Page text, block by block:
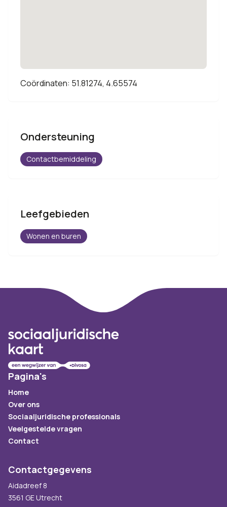
Coördinaten: 51.81274, 4.65574
Ondersteuning
Contactbemiddeling
Leefgebieden
Wonen en buren
Pagina's
Home
Over ons
Sociaaljuridische professionals
Veelgestelde vragen
Contact
Contactgegevens
Aidadreef 8
3561 GE Utrecht